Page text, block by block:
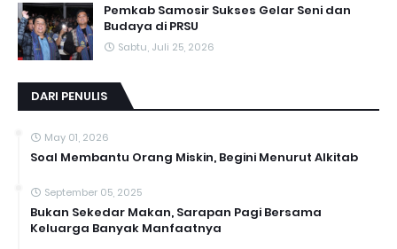
Pemkab Samosir Sukses Gelar Seni dan
Budaya di PRSU
Sabtu, Juli 25, 2026
DARI PENULIS
May 01, 2026
Soal Membantu Orang Miskin, Begini Menurut Alkitab
September 05, 2025
Bukan Sekedar Makan, Sarapan Pagi Bersama
Keluarga Banyak Manfaatnya